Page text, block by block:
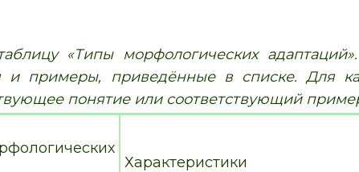
«Типы морфологических
и примеры, приведённые в списке. Для
понятие или соответствующий
Характеристики